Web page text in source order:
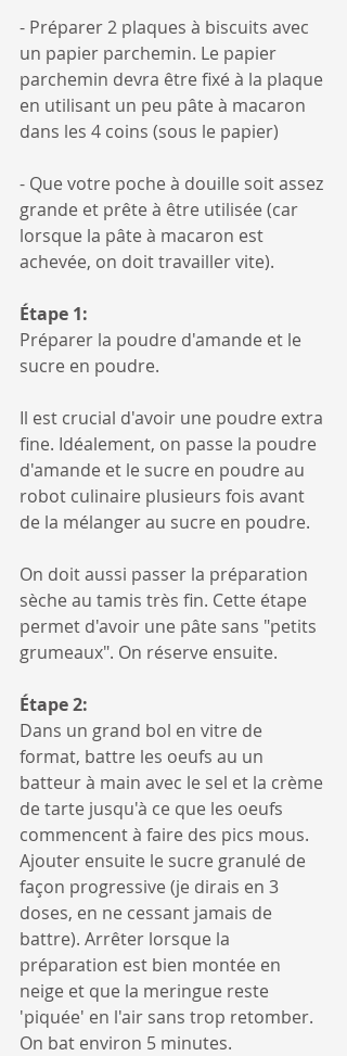
- Préparer 2 plaques à biscuits avec
un papier parchemin. Le papier
parchemin devra être fixé à la plaque
en utilisant un peu pâte à macaron
dans les 4 coins (sous le papier)
- Que votre poche à douille soit assez
grande et prête à être utilisée (car
lorsque la pâte à macaron est
achevée, on doit travailler vite).
Étape 1:
Préparer la poudre d'amande et le
sucre en poudre.
Il est crucial d'avoir une poudre extra
fine. Idéalement, on passe la poudre
d'amande et le sucre en poudre au
robot culinaire plusieurs fois avant
de la mélanger au sucre en poudre.
On doit aussi passer la préparation
sèche au tamis très fin. Cette étape
permet d'avoir une pâte sans "petits
grumeaux". On réserve ensuite.
Étape 2:
Dans un grand bol en vitre de
format, battre les oeufs au un
batteur à main avec le sel et la crème
de tarte jusqu'à ce que les oeufs
commencent à faire des pics mous.
Ajouter ensuite le sucre granulé de
façon progressive (je dirais en 3
doses, en ne cessant jamais de
battre). Arrêter lorsque la
préparation est bien montée en
neige et que la meringue reste
'piquée' en l'air sans trop retomber.
On bat environ 5 minutes.